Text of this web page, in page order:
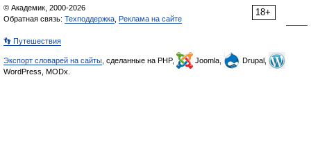
18+
© Академик, 2000-2026
Обратная связь: Техподдержка Реклама на сайте
👣 Путешествия
Экспорт словарей на сайты , сделанные на PHP, Joomla,
Drupal,
WordPress, MODx.